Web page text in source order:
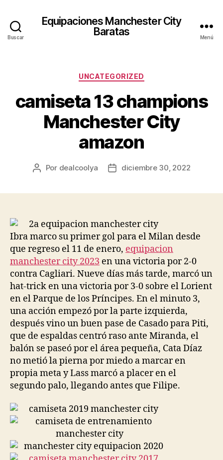
Buscar
Equipaciones Manchester City
Baratas
Menú
Categorías
UNCATEGORIZED
camiseta 13 champions
Manchester City
amazon
Autor
Por dealcoolya
Fechadiciembre 30, 2022
Ibra marco su primer gol para el Milan desde
que regreso el 11 de enero, equipacion
manchester city 2023 en una victoria por 2-0
contra Cagliari. Nueve días más tarde, marcó un
hat-trick en una victoria por 3-0 sobre el Lorient
en el Parque de los Príncipes. En el minuto 3,
una acción empezó por la parte izquierda,
después vino un buen pase de Casado para Piti,
que de espaldas centró raso ante Miranda, el
balón se paseó por el área pequeña, Cata Díaz
no metió la pierna por miedo a marcar en
propia meta y Lass marcó a placer en el
segundo palo, llegando antes que Filipe.